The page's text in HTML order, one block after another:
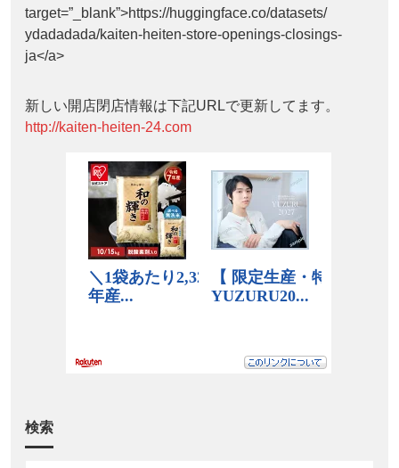
target=”_blank”>https://huggingface.co/datasets/
ydadadada/kaiten-heiten-store-openings-closings-
ja</a>
新しい開店閉店情報は下記URLで更新してます。
http://kaiten-heiten-24.com
検索